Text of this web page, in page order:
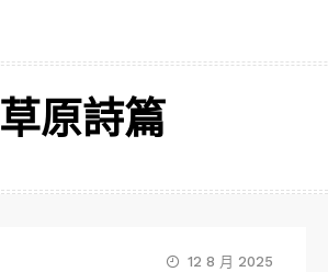
草原詩篇
12 8 月 2025